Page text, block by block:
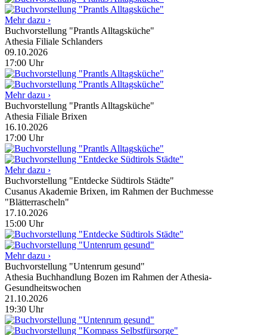
Mehr dazu ›
Buchvorstellung "Prantls Alltagsküche"
Athesia Filiale Schlanders
09.10.2026
17:00 Uhr
Mehr dazu ›
Buchvorstellung "Prantls Alltagsküche"
Athesia Filiale Brixen
16.10.2026
17:00 Uhr
Mehr dazu ›
Buchvorstellung "Entdecke Südtirols Städte"
Cusanus Akademie Brixen, im Rahmen der Buchmesse
"Blätterrascheln"
17.10.2026
15:00 Uhr
Mehr dazu ›
Buchvorstellung "Untenrum gesund"
Athesia Buchhandlung Bozen im Rahmen der Athesia-
Gesundheitswochen
21.10.2026
19:30 Uhr